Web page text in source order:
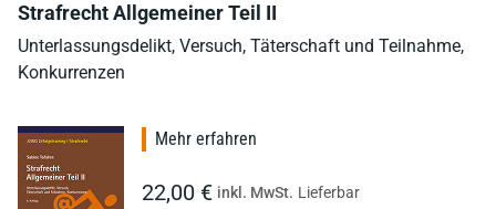
Strafrecht Allgemeiner Teil II
Unterlassungsdelikt, Versuch, Täterschaft und Teilnahme,
Konkurrenzen
Mehr erfahren
22,00 € inkl. MwSt. Lieferbar